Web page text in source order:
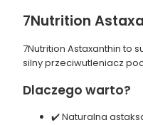
7Nutrition
7Nutrition Astaxanthin to
silny przeciwutleniacz
Dlaczego warto?
✔️ Naturalna